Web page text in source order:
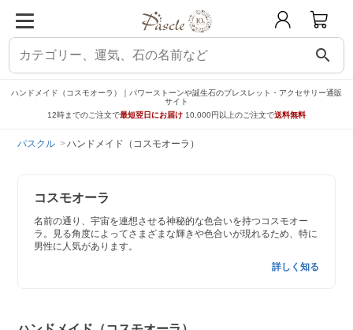
search
ハンドメイド（コスモオーラ）｜パワーストーンや誕生石のブレスレット・アクセサリー通販
サイト
12時までのご注文で最短翌日にお届け 10,000円以上のご注文で送料無料
パスクル ハンドメイド（コスモオーラ）
コスモオーラ
名前の通り、宇宙を連想させる神秘的な色合いを持つコスモオー
ラ。見る角度によってさまざまな輝きや色合いが現れるため、特に
男性に人気があります。
詳しく知る